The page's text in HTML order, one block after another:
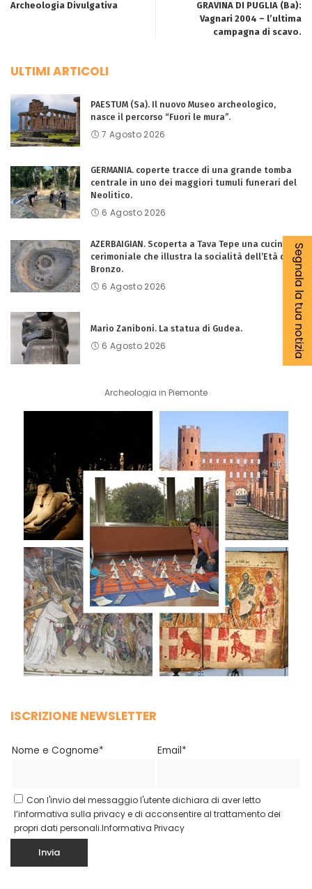
Archeologia Divulgativa
GRAVINA DI PUGLIA (Ba):
Vagnari 2004 – l’ultima
campagna di scavo.
ULTIMI ARTICOLI
PAESTUM (Sa). Il nuovo Museo archeologico,
nasce il percorso “Fuori le mura”.
7 Agosto 2026
GERMANIA. coperte tracce di una grande tomba
centrale in uno dei maggiori tumuli funerari del
Neolitico.
6 Agosto 2026
AZERBAIGIAN. Scoperta a Tava Tepe una cucina
cerimoniale che illustra la socialità dell’Età del
Bronzo.
6 Agosto 2026
Mario Zaniboni. La statua di Gudea.
6 Agosto 2026
Archeologia in Piemonte
ISCRIZIONE NEWSLETTER
Nome e Cognome* Email*
Con l'invio del messaggio l'utente dichiara di aver letto
l’informativa sulla privacy e di acconsentire al trattamento dei
propri dati personali.Informativa Privacy
Segnala la tua notizia